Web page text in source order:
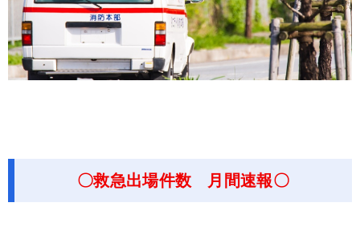
〇救急出場件数 月間速報〇